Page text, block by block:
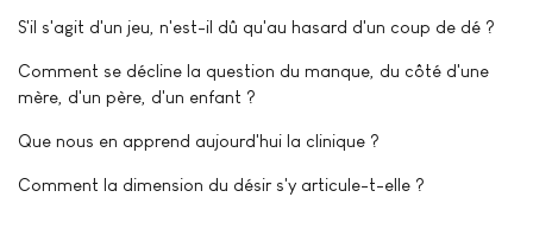
S'il s'agit d'un jeu, n'est-il dû qu'au hasard d'un coup de dé ?
Comment se décline la question du manque, du côté d'une
mère, d'un père, d'un enfant ?
Que nous en apprend aujourd'hui la clinique ?
Comment la dimension du désir s'y articule-t-elle ?